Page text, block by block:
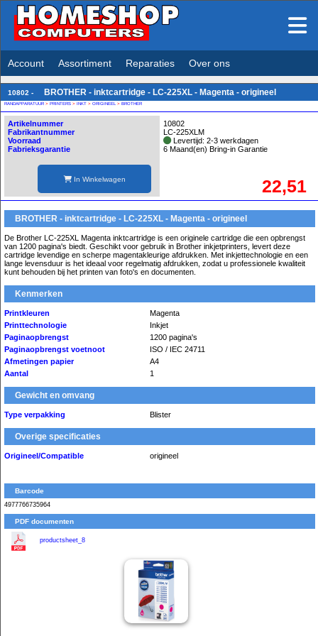
Account Assortiment Reparaties Over ons
10802 - BROTHER - inktcartridge - LC-225XL - Magenta - origineel
RANDAPPARATUUR > PRINTERS > INKT > ORIGINEEL > BROTHER
Artikelnummer
Fabrikantnummer
Voorraad
Fabrieksgarantie
In Winkelwagen
10802
LC-225XLM
Levertijd: 2-3 werkdagen
6 Maand(en) Bring-in Garantie
22,51
BROTHER - inktcartridge - LC-225XL - Magenta - origineel
De Brother LC-225XL Magenta inktcartridge is een originele cartridge die een opbrengst
van 1200 pagina's biedt. Geschikt voor gebruik in Brother inkjetprinters, levert deze
cartridge levendige en scherpe magentakleurige afdrukken. Met inkjettechnologie en een
lange levensduur is het ideaal voor regelmatig afdrukken, zodat u professionele kwaliteit
kunt behouden bij het printen van foto's en documenten.
Kenmerken
Printkleuren
Magenta
Printtechnologie
Inkjet
Paginaopbrengst
1200 pagina's
Paginaopbrengst voetnoot
ISO / IEC 24711
Afmetingen papier
A4
Aantal
1
Gewicht en omvang
Type verpakking Blister
Overige specificaties
Origineel/Compatible origineel
Barcode
4977766735964
PDF documenten
productsheet_8